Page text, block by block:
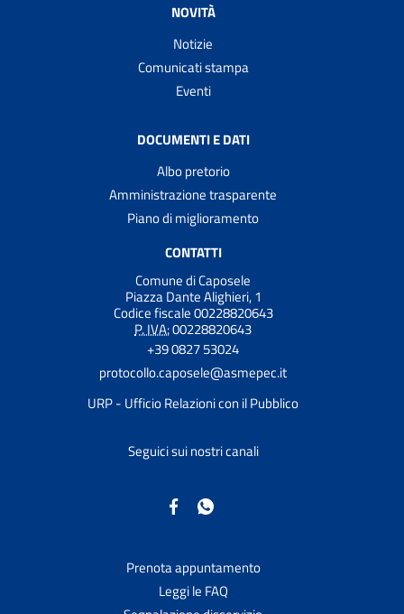
NOVITÀ
Notizie
Comunicati stampa
Eventi
DOCUMENTI E DATI
Albo pretorio
Amministrazione trasparente
Piano di miglioramento
CONTATTI
Comune di Caposele
Piazza Dante Alighieri, 1
Codice fiscale 00228820643
P. IVA:00228820643
+39 0827 53024
protocollo.caposele@asmepec.it
URP - Ufficio Relazioni con il Pubblico
Seguici sui nostri canali
Prenota appuntamento
Leggi le FAQ